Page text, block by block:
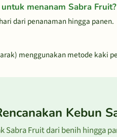
menanam Sabra Fruit?
dari penanaman hingga panen.
menggunakan metode kaki
Kebun
Sabra Fruit dari benih hingga